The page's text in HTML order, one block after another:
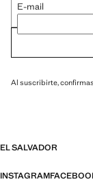
E-mail
Al suscribirte,
EL SALVADOR
INSTAGRAM